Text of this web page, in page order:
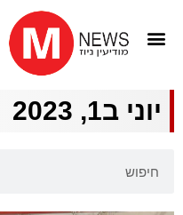
יוני ב1, 2023